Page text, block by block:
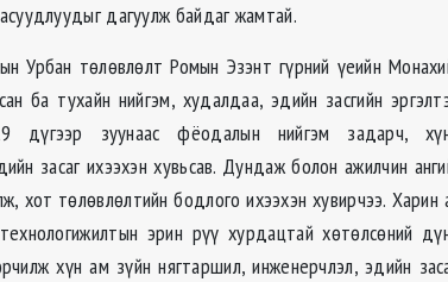
дагуулж байдаг жамтай.
Урбан төлөвлөлт Ромын Эзэнт гүрний үеийн
ба тухайн нийгэм, худалдаа, эдийн засгийн
дүгээр зуунаас фёодалын нийгэм задарч,
засаг ихээхэн хувьсав. Дундаж болон ажилчин
хот төлөвлөлтийн бодлого ихээхэн хувирчээ. Харин
эрин рүү хурдацтай хөтөлсөний
хүн ам зүйн нягтаршил, инженерчлэл, эдийн